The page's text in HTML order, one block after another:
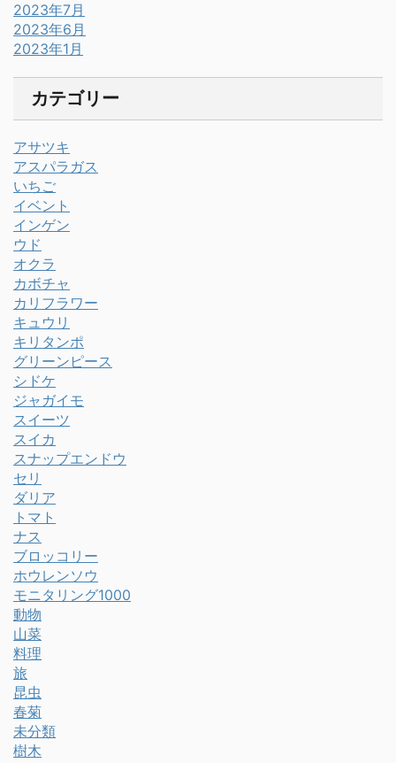
2023年7月
2023年6月
2023年1月
カテゴリー
アサツキ
アスパラガス
いちご
イベント
インゲン
ウド
オクラ
カボチャ
カリフラワー
キュウリ
キリタンポ
グリーンピース
シドケ
ジャガイモ
スイーツ
スイカ
スナップエンドウ
セリ
ダリア
トマト
ナス
ブロッコリー
ホウレンソウ
モニタリング1000
動物
山菜
料理
旅
昆虫
春菊
未分類
樹木